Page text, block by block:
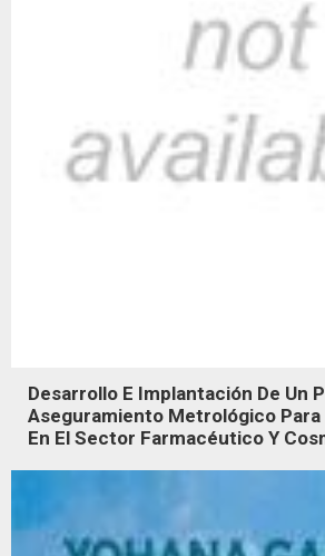
Desarrollo E Implantación De Un
Aseguramiento Metrológico Para
En El Sector Farmacéutico Y